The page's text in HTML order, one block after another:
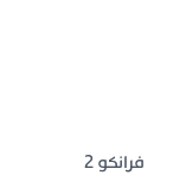
فرانكو 2